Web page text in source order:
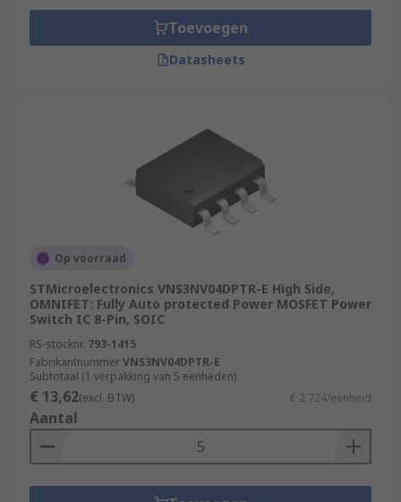
Toevoegen
Datasheets
Op voorraad
STMicroelectronics VNS3NV04DPTR-E High Side,
OMNIFET: Fully Auto protected Power MOSFET Power
Switch IC 8-Pin, SOIC
RS-stocknr. 793-1415
FabrikantnummerVNS3NV04DPTR-E
Subtotaal (1 verpakking van 5 eenheden)
€ 13,62(excl. BTW) € 2,724/eenheid
Aantal